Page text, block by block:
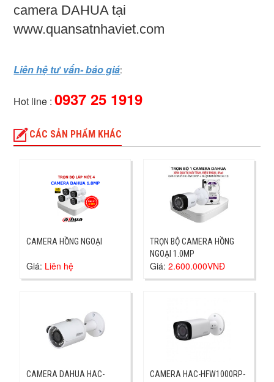
camera DAHUA tại
www.quansatnhaviet.com
Liên hệ tư vấn- báo giá:
Hot line :0937 25 1919
CÁC SẢN PHẨM KHÁC
CAMERA HỒNG NGOẠI
Giá: Liên hệ
TRỌN BỘ CAMERA HỒNG
NGOẠI 1.0MP
Giá: 2.600.000VNĐ
CAMERA DAHUA HAC-
CAMERA HAC-HFW1000RP-